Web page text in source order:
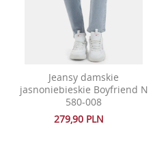
Jeansy damskie
jasnoniebieskie Boyfriend N
580-008
279,90 PLN